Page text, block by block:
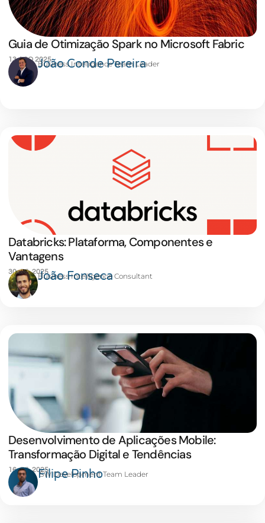
Guia de Otimização Spark no Microsoft Fabric
13 AGO 2025João Conde Pereira
Business Intelligence Team Leader
Databricks: Plataforma, Componentes e
Vantagens
30 JUL 2025João Fonseca
Business Intelligence Consultant
Desenvolvimento de Aplicações Mobile:
Transformação Digital e Tendências
16 JUL 2025Filipe Pinho
SW Development Team Leader